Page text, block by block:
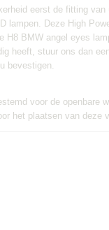
eerst de fitting
lampen. Deze High
H8 BMW angel eyes
heeft, stuur ons dan
bevestigen.
voor de openbare
het plaatsen van deze